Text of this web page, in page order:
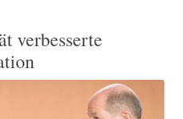
verbesserte